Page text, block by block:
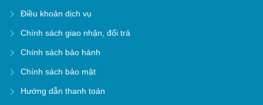
Điều khoản dịch vụ
Chính sách giao nhận, đổi trả
Chính sách bảo hành
Chính sách bảo mật
Hướng dẫn thanh toán